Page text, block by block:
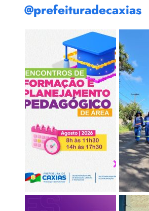
@prefeituradecaxias